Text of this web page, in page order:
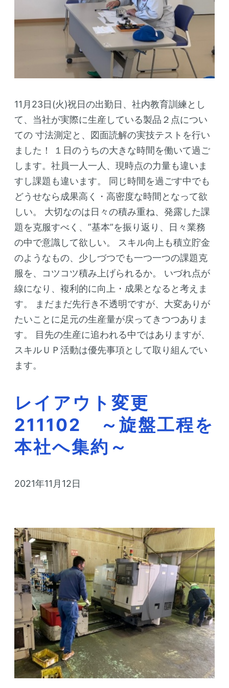
11月23日(火)祝日の出勤日、社内教育訓練とし
て、当社が実際に生産している製品２点につい
ての 寸法測定と、図面読解の実技テストを行い
ました！
１日のうちの大きな時間を働いて過ご
します。社員一人一人、現時点の力量も違いま
すし課題も違います。
同じ時間を過ごす中でも
どうせなら成果高く・高密度な時間となって欲
しい。
大切なのは日々の積み重ね、発露した課
題を克服すべく、”基本”を振り返り、日々業務
の中で意識して欲しい。
スキル向上も積立貯金
のようなもの、少しづつでも一つ一つの課題克
服を、コツコツ積み上げられるか。
いづれ点が
線になり、複利的に向上・成果となると考えま
す。
まだまだ先行き不透明ですが、大変ありが
たいことに足元の生産量が戻ってきつつありま
す。
目先の生産に追われる中ではありますが、
スキルＵＰ活動は優先事項として取り組んでい
ます。
レイアウト変更
211102 ～旋盤工程を
本社へ集約～
2021年11月12日